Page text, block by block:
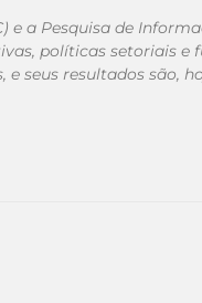
e a Pesquisa de
políticas setoriais e
seus resultados são,